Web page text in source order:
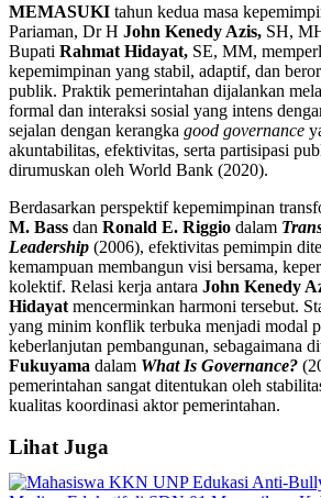
MEMASUKI tahun kedua masa
Pariaman, Dr H John Kenedy Azis, SH,
Bupati Rahmat Hidayat, SE, MM,
kepemimpinan yang stabil, adaptif, dan
publik. Praktik pemerintahan dijalankan
formal dan interaksi sosial yang intens
sejalan dengan kerangka good governance
akuntabilitas, efektivitas, serta partisipasi
dirumuskan oleh World Bank (2020).
Berdasarkan perspektif kepemimpinan
M. Bass dan Ronald E. Riggio dalam
Leadership (2006), efektivitas pemimpin
kemampuan membangun visi bersama,
kolektif. Relasi kerja antara John Kenedy
Hidayat mencerminkan harmoni tersebut.
yang minim konflik terbuka menjadi modal
keberlanjutan pembangunan, sebagaimana
Fukuyama dalam What Is Governance?
pemerintahan sangat ditentukan oleh
kualitas koordinasi aktor pemerintahan.
Lihat Juga